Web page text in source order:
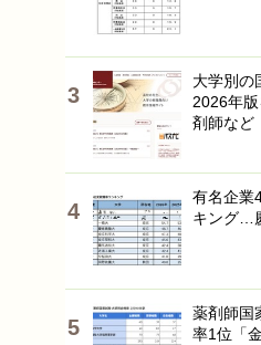
大学別の
2026年
剤師など
有名企業
キング…
薬剤師国
率1位「